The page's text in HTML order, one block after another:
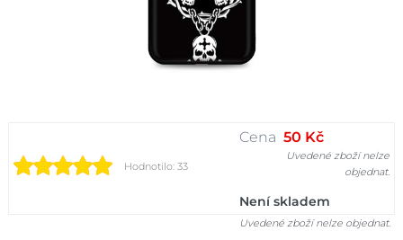
Hodnotilo: 33
Cena 50 Kč
Uvedené zboží nelze
objednat.
Není skladem
Uvedené zboží nelze objednat.